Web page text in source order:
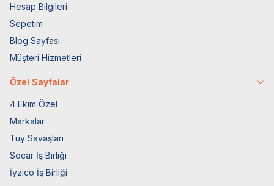
Hesap Bilgileri
Sepetim
Blog Sayfası
Müşteri Hizmetleri
Özel Sayfalar
4 Ekim Özel
Markalar
Tüy Savaşları
Socar İş Birliği
İyzico İş Birliği